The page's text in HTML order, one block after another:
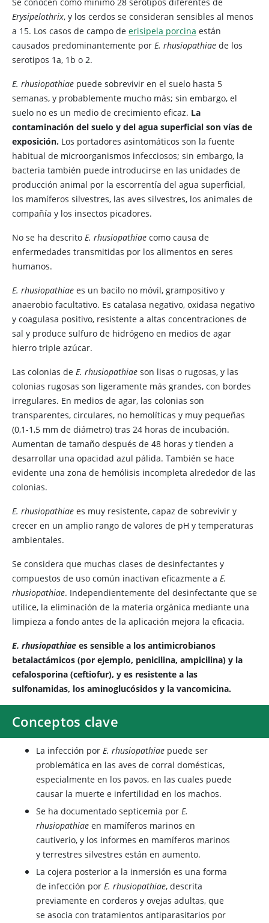
Erysipelothrix, y los cerdos se consideran sensibles al menos
a 15. Los casos de campo de erisipela porcina están
causados predominantemente por E. rhusiopathiae de los
serotipos 1a, 1b o 2.
E. rhusiopathiae puede sobrevivir en el suelo hasta 5
semanas, y probablemente mucho más; sin embargo, el
suelo no es un medio de crecimiento eficaz. La
contaminación del suelo y del agua superficial son vías de
exposición. Los portadores asintomáticos son la fuente
habitual de microorganismos infecciosos; sin embargo, la
bacteria también puede introducirse en las unidades de
producción animal por la escorrentía del agua superficial,
los mamíferos silvestres, las aves silvestres, los animales de
compañía y los insectos picadores.
No se ha descrito E. rhusiopathiae como causa de
enfermedades transmitidas por los alimentos en seres
humanos.
E. rhusiopathiae es un bacilo no móvil, grampositivo y
anaerobio facultativo. Es catalasa negativo, oxidasa negativo
y coagulasa positivo, resistente a altas concentraciones de
sal y produce sulfuro de hidrógeno en medios de agar
hierro triple azúcar.
Las colonias de E. rhusiopathiae son lisas o rugosas, y las
colonias rugosas son ligeramente más grandes, con bordes
irregulares. En medios de agar, las colonias son
transparentes, circulares, no hemolíticas y muy pequeñas
(0,1-1,5 mm de diámetro) tras 24 horas de incubación.
Aumentan de tamaño después de 48 horas y tienden a
desarrollar una opacidad azul pálida. También se hace
evidente una zona de hemólisis incompleta alrededor de las
colonias.
E. rhusiopathiae es muy resistente, capaz de sobrevivir y
crecer en un amplio rango de valores de pH y temperaturas
ambientales.
Se considera que muchas clases de desinfectantes y
compuestos de uso común inactivan eficazmente a E.
rhusiopathiae. Independientemente del desinfectante que se
utilice, la eliminación de la materia orgánica mediante una
limpieza a fondo antes de la aplicación mejora la eficacia.
E. rhusiopathiae es sensible a los antimicrobianos
betalactámicos (por ejemplo, penicilina, ampicilina) y la
cefalosporina (ceftiofur), y es resistente a las
sulfonamidas, los aminoglucósidos y la vancomicina.
Conceptos clave
La infección por E. rhusiopathiae puede ser
problemática en las aves de corral domésticas,
especialmente en los pavos, en las cuales puede
causar la muerte e infertilidad en los machos.
Se ha documentado septicemia por E.
rhusiopathiae en mamíferos marinos en
cautiverio, y los informes en mamíferos marinos
y terrestres silvestres están en aumento.
La cojera posterior a la inmersión es una forma
de infección por E. rhusiopathiae, descrita
previamente en corderos y ovejas adultas, que
se asocia con tratamientos antiparasitarios por